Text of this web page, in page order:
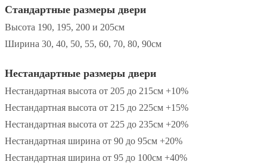
Стандартные размеры двери
Высота 190, 195, 200 и 205см
Ширина 30, 40, 50, 55, 60, 70, 80, 90см
Нестандартные размеры двери
Нестандартная высота от 205 до 215см +10%
Нестандартная высота от 215 до 225см +15%
Нестандартная высота от 225 до 235см +20%
Нестандартная ширина от 90 до 95см +20%
Нестандартная ширина от 95 до 100см +40%